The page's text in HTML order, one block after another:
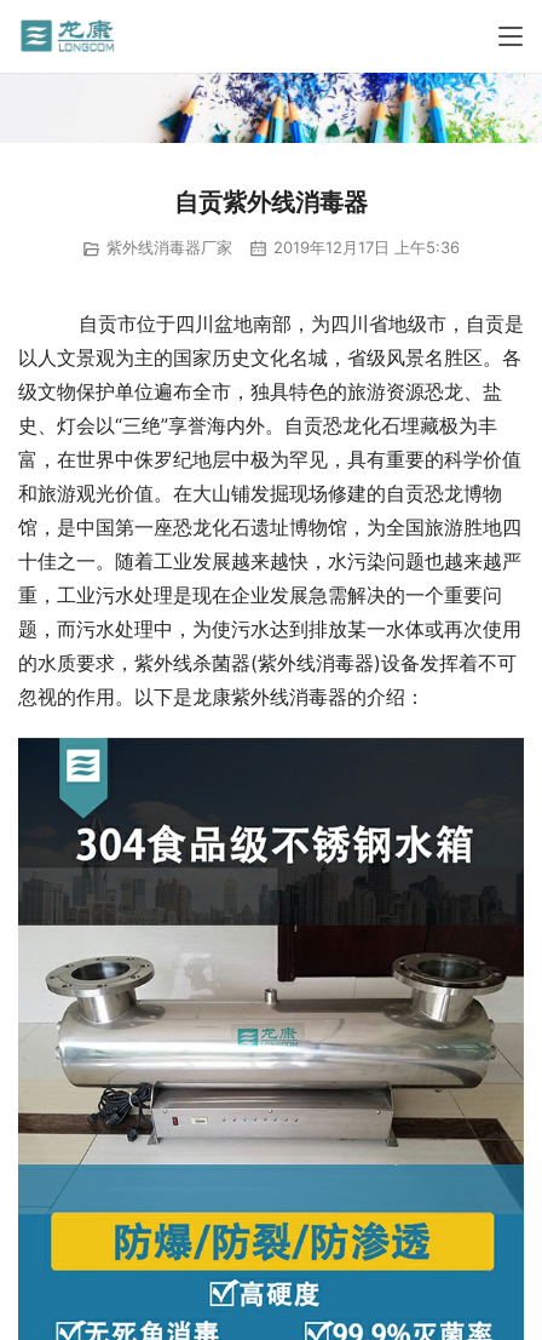
自贡紫外线消毒器
紫外线消毒器厂家 2019年12月17日 上午5:36
自贡市位于四川盆地南部，为四川省地级市，自贡是
以人文景观为主的国家历史文化名城，省级风景名胜区。各
级文物保护单位遍布全市，独具特色的旅游资源恐龙、盐
史、灯会以“三绝”享誉海内外。自贡恐龙化石埋藏极为丰
富，在世界中侏罗纪地层中极为罕见，具有重要的科学价值
和旅游观光价值。在大山铺发掘现场修建的自贡恐龙博物
馆，是中国第一座恐龙化石遗址博物馆，为全国旅游胜地四
十佳之一。随着工业发展越来越快，水污染问题也越来越严
重，工业污水处理是现在企业发展急需解决的一个重要问
题，而污水处理中，为使污水达到排放某一水体或再次使用
的水质要求，紫外线杀菌器(紫外线消毒器)设备发挥着不可
忽视的作用。以下是龙康紫外线消毒器的介绍：